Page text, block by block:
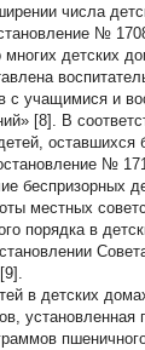
числа
№
детских
с учащимися и
[8]. В
оставшихся
№
беспризорных
местных
порядка в
в детских